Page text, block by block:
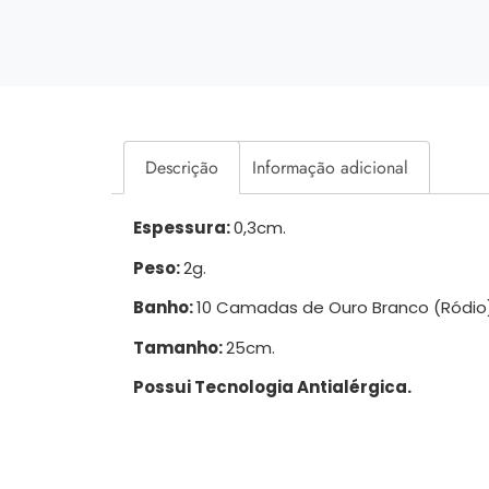
Descrição Informação adicional
Espessura:0,3cm.
Peso:2g.
Banho:10 Camadas de Ouro Branco
Tamanho:25cm.
Possui Tecnologia Antialérgica.